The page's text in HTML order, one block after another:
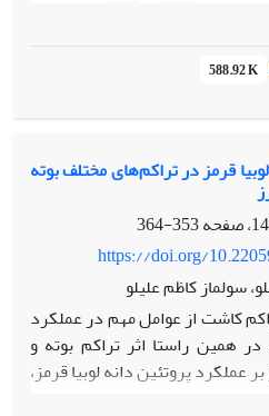
طرح آماری بلوک‌های کامل
فاکتورهای موردبررسی شامل
محرک رشد و کود شیمیایی در
ترکیب دو باکتری سودوموناسو
نصف کود، باکتری باسیلوس+
سودوموناس و باسیلوس+ نصف
گرفته شدند. نتایج نشان داد که
راندمان مالت‌سازی) علاوه بر
سال در رقم در باکتری قرار
مالت‌سازی تحت تأثیر اثر
نتایج بیانگر آن بود که از نظر
در واحد سطح و عملکرد دانه
نصف کود در رقم گریس
588.92 K
قرمز در تراکم‌های مختلف بوته
353-364
https://doi.org/
سولماز کاظم علیلو
کاشت از عوامل مهم در عملکرد
همین راستا اثر تراکم‌ بوته و
پروتئین دانه لوبیا قرمز،
قالب طرح بلوک‌های کامل تصادفی